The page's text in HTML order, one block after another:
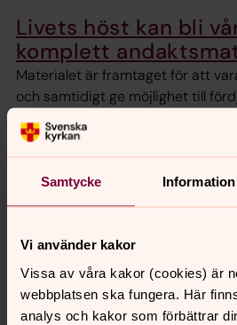
Samtycke Information
Vi använder kakor
Vissa av våra kakor (cookies) är
webbplatsen ska fungera. Här
analys och kakor som förbättrar
Livets höst kan bli
komplett
Materialet är framtaget för att
och samtidigt ge möjlighet till
lika väl på äldreboenden och
församlingens verksamhet för äldre.